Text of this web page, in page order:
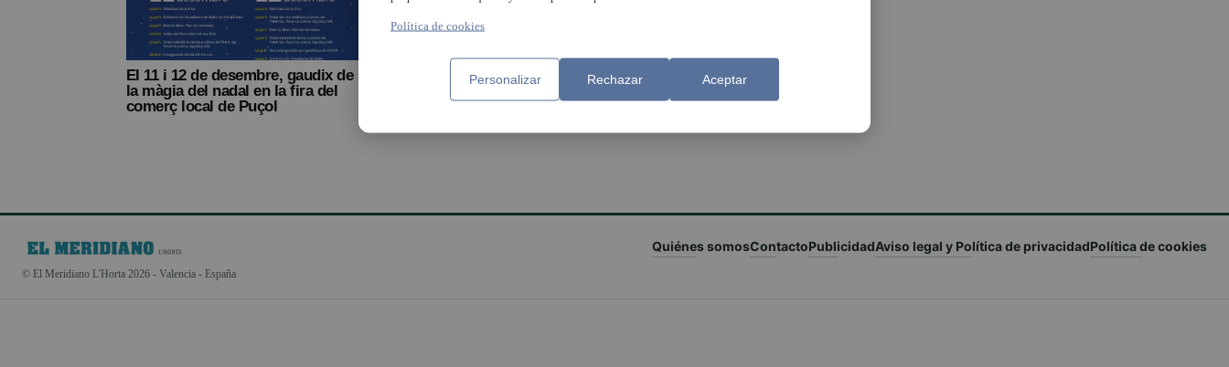
El 11 i 12 de desembre, gaudix de
la màgia del nadal en la fira del
comerç local de Puçol
© El Meridiano L'Horta 2026 - Valencia - España
Quiénes somosContactoPublicidadAviso legal y Política de privacidadPolítica de cookies
Política de cookies
Personalizar Rechazar Aceptar